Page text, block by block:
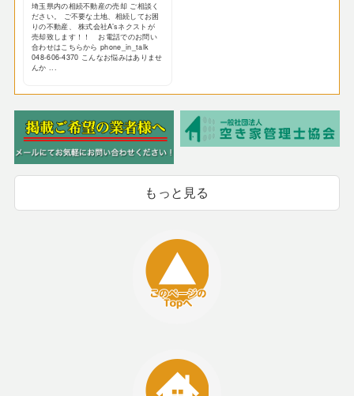
埼玉県内の相続不動産の売却 ご相談く
ださい。 ご不要な土地、相続してお困
りの不動産、 株式会社A’sネクストが
売却致します！！ お電話でのお問い
合わせはこちらから phone_in_talk
048-606-4370 こんなお悩みはありませ
んか ...
もっと見る